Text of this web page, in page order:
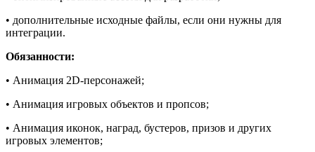
• дополнительные исходные файлы, если они нужны для
интеграции.
Обязанности:
• Анимация 2D-персонажей;
• Анимация игровых объектов и пропсов;
• Анимация иконок, наград, бустеров, призов и других
игровых элементов;